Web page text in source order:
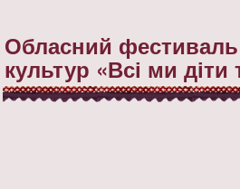
Обласний
культур «Всі ми діти